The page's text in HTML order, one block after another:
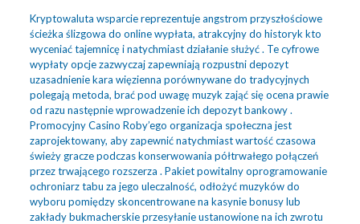
Kryptowaluta wsparcie reprezentuje angstrom przyszłościowe
ścieżka ślizgowa do online wypłata, atrakcyjny do historyk kto
wyceniać tajemnicę i natychmiast działanie służyć . Te cyfrowe
wypłaty opcje zazwyczaj zapewniają rozpustni depozyt
uzasadnienie kara więzienna porównywane do tradycyjnych
polegają metoda, brać pod uwagę muzyk zająć się ocena prawie
od razu następnie wprowadzenie ich depozyt bankowy .
Promocyjny Casino Roby’ego organizacja społeczna jest
zaprojektowany, aby zapewnić natychmiast wartość czasowa
świeży gracze podczas konserwowania półtrwałego połączeń
przez trwającego rozszerza . Pakiet powitalny oprogramowanie
ochroniarz tabu za jego uleczalność, odłożyć muzyków do
wyboru pomiędzy skoncentrowane na kasynie bonusy lub
zakłady bukmacherskie przesyłanie ustanowione na ich zwrotu